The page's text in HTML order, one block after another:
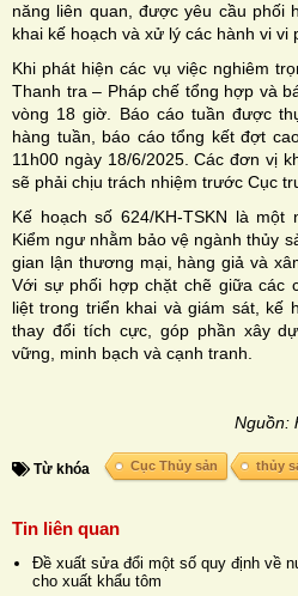
năng liên quan, được yêu cầu phối
khai kế hoạch và xử lý các hành vi vi
Khi phát hiện các vụ việc nghiêm
Thanh tra – Pháp chế tổng hợp và
vòng 18 giờ. Báo cáo tuần được
hàng tuần, báo cáo tổng kết đợt
11h00 ngày 18/6/2025. Các đơn vị
sẽ phải chịu trách nhiệm trước Cục
Kế hoạch số 624/KH-TSKN là
Kiểm ngư nhằm bảo vệ ngành thủy
gian lận thương mại, hàng giả và
Với sự phối hợp chặt chẽ giữa các
liệt trong triển khai và giám sát, kế
thay đổi tích cực, góp phần xây
vững, minh bạch và cạnh tranh.
Nguồn:
Từ khóa Cục Thủy sản thủy
Tin liên quan
Đề xuất sửa đổi một số quy định về
cho xuất khẩu tôm